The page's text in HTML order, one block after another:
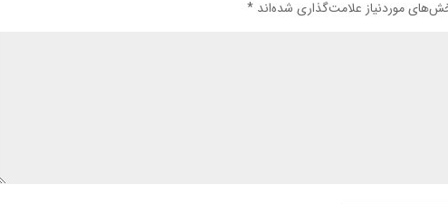
موردنیاز علامت‌گذاری شده‌اند*